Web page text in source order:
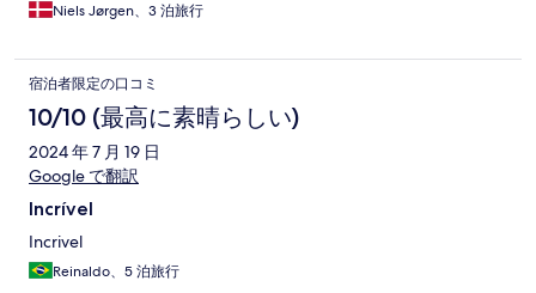
Niels Jørgen、3 泊旅行
宿泊者限定の口コミ
10/10 (最高に素晴らしい)
2024 年 7 月 19 日
Google で翻訳
Incrível
Incrivel
Reinaldo、5 泊旅行